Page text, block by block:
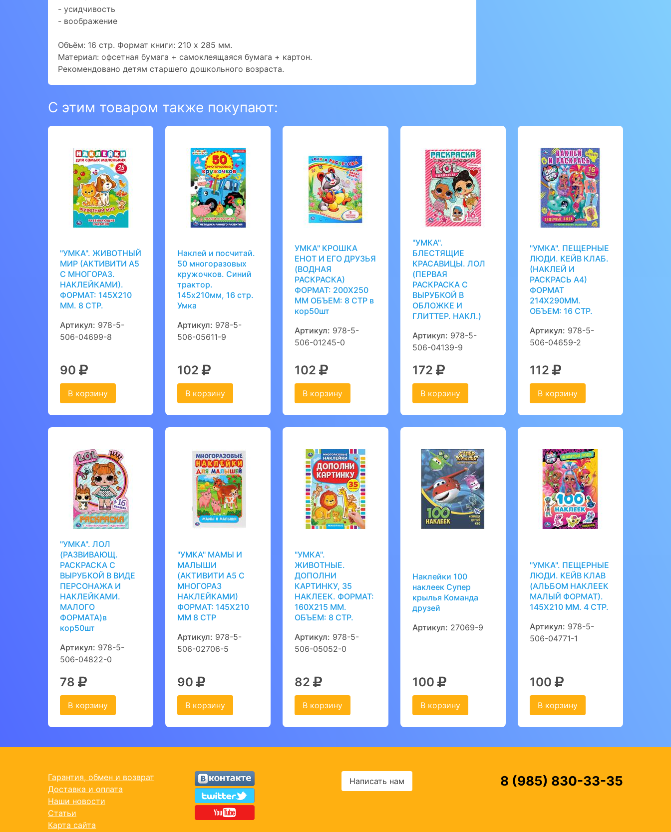
- усидчивость
- воображение
Объём: 16 стр. Формат книги: 210 х 285 мм.
Материал: офсетная бумага + самоклеящаяся бумага + картон.
Рекомендовано детям старшего дошкольного возраста.
С этим товаром также покупают:
"УМКА". ЖИВОТНЫЙ
МИР (АКТИВИТИ А5
С МНОГОРАЗ.
НАКЛЕЙКАМИ).
ФОРМАТ: 145Х210
ММ. 8 СТР.
Артикул: 978-5-
506-04699-8
90
В корзину
Наклей и посчитай.
50 многоразовых
кружочков. Синий
трактор.
145х210мм, 16 стр.
Умка
Артикул: 978-5-
506-05611-9
102
В корзину
УМКА" КРОШКА
ЕНОТ И ЕГО ДРУЗЬЯ
(ВОДНАЯ
РАСКРАСКА)
ФОРМАТ: 200Х250
ММ ОБЪЕМ: 8 СТР в
кор50шт
Артикул: 978-5-
506-01245-0
102
В корзину
"УМКА".
БЛЕСТЯЩИЕ
КРАСАВИЦЫ. ЛОЛ
(ПЕРВАЯ
РАСКРАСКА С
ВЫРУБКОЙ В
ОБЛОЖКЕ И
ГЛИТТЕР. НАКЛ.)
Артикул: 978-5-
506-04139-9
172
В корзину
"УМКА". ПЕЩЕРНЫЕ
ЛЮДИ. КЕЙВ КЛАБ.
(НАКЛЕЙ И
РАСКРАСЬ А4)
ФОРМАТ
214Х290ММ.
ОБЪЕМ: 16 СТР.
Артикул: 978-5-
506-04659-2
112
В корзину
"УМКА". ЛОЛ
(РАЗВИВАЮЩ.
РАСКРАСКА С
ВЫРУБКОЙ В ВИДЕ
ПЕРСОНАЖА И
НАКЛЕЙКАМИ.
МАЛОГО
ФОРМАТА)в
кор50шт
Артикул: 978-5-
506-04822-0
78
В корзину
"УМКА" МАМЫ И
МАЛЫШИ
(АКТИВИТИ А5 С
МНОГОРАЗ
НАКЛЕЙКАМИ)
ФОРМАТ: 145Х210
ММ 8 СТР
Артикул: 978-5-
506-02706-5
90
В корзину
"УМКА".
ЖИВОТНЫЕ.
ДОПОЛНИ
КАРТИНКУ, 35
НАКЛЕЕК. ФОРМАТ:
160Х215 ММ.
ОБЪЕМ: 8 СТР.
Артикул: 978-5-
506-05052-0
82
В корзину
Наклейки 100
наклеек Супер
крылья Команда
друзей
Артикул: 27069-9
100
В корзину
"УМКА". ПЕЩЕРНЫЕ
ЛЮДИ. КЕЙВ КЛАВ
(АЛЬБОМ НАКЛЕЕК
МАЛЫЙ ФОРМАТ).
145Х210 ММ. 4 СТР.
Артикул: 978-5-
506-04771-1
100
В корзину
Гарантия, обмен и возврат
Доставка и оплата
Наши новости
Статьи
Карта сайта
Написать нам 8 (985) 830-33-35